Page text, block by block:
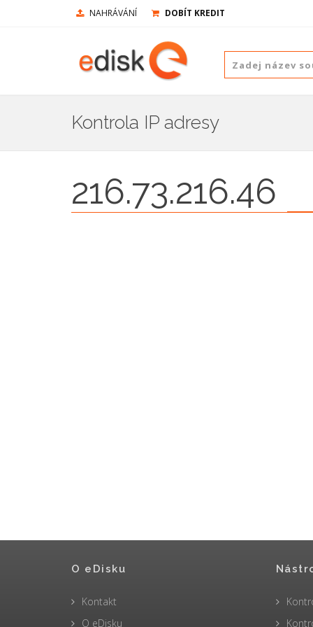
NAHRÁVÁNÍ DOBÍT KREDIT
Kontrola IP adresy
216.73.216.46
O eDisku
Kontakt
O eDisku